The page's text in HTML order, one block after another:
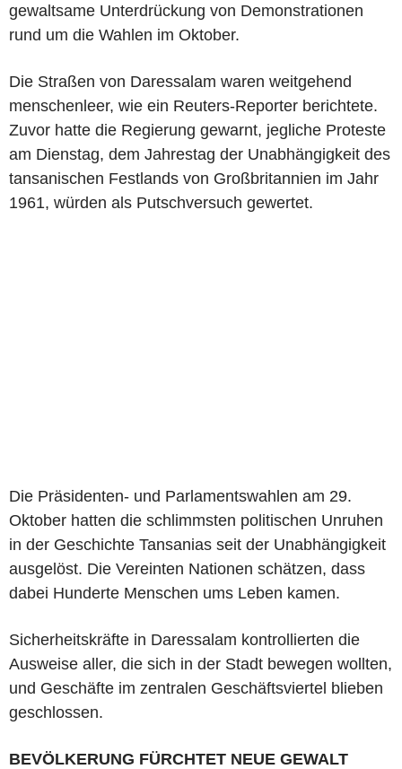
gewaltsame Unterdrückung von Demonstrationen
rund um die Wahlen im Oktober.
Die Straßen von Daressalam waren weitgehend
menschenleer, wie ein Reuters-Reporter berichtete.
Zuvor hatte die Regierung gewarnt, jegliche Proteste
am Dienstag, dem Jahrestag der Unabhängigkeit des
tansanischen Festlands von Großbritannien im Jahr
1961, würden als Putschversuch gewertet.
Die Präsidenten- und Parlamentswahlen am 29.
Oktober hatten die schlimmsten politischen Unruhen
in der Geschichte Tansanias seit der Unabhängigkeit
ausgelöst. Die Vereinten Nationen schätzen, dass
dabei Hunderte Menschen ums Leben kamen.
Sicherheitskräfte in Daressalam kontrollierten die
Ausweise aller, die sich in der Stadt bewegen wollten,
und Geschäfte im zentralen Geschäftsviertel blieben
geschlossen.
BEVÖLKERUNG FÜRCHTET NEUE GEWALT